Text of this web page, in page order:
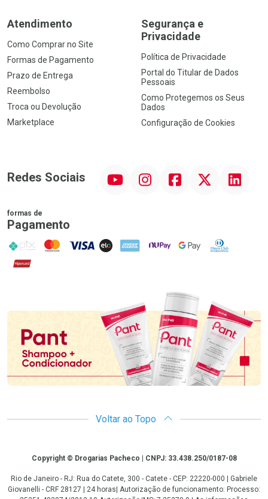
Atendimento
Como Comprar no Site
Formas de Pagamento
Prazo de Entrega
Reembolso
Troca ou Devolução
Marketplace
Segurança e
Privacidade
Política de Privacidade
Portal do Titular de Dados
Pessoais
Como Protegemos os Seus
Dados
Configuração de Cookies
Redes Sociais InstagramFacebookTwitter Linkedin
formas de
Pagamento
PIX MasterCard
VISA ELO AMEX NuPay Google PayDiners Club
Hipercard
Promoção em Destaque
Voltar ao Topo
CopyrightCopyright © Drogarias Pacheco | CNPJ: 33.438.250/0187-08
Rio de Janeiro - RJ: Rua do Catete, 300 - Catete - CEP: 22220-000 | Gabriele
Giovanelli - CRF 28127 | 24 horas| Autorização de funcionamento: Processo: